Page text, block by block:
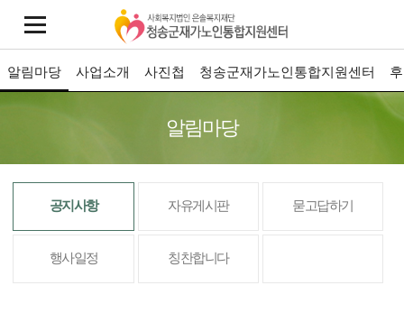
알림마당 사업소개 사진첩 청송군재가노인통합지원센터
알림마당
공지사항 자유게시판 묻고답하기
행사일정 칭찬합니다